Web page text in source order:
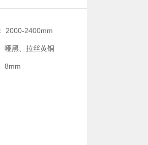
2000-2400mm
哑黑、拉丝黄铜
8mm